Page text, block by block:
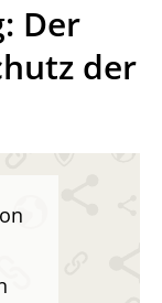
Der
der